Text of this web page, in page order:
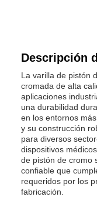
Descripción
La varilla de pistón
cromada de alta
aplicaciones
una durabilidad
en los entornos
y su construcción
para diversos
dispositivos
de pistón de cromo
confiable que
requeridos por los
fabricación.